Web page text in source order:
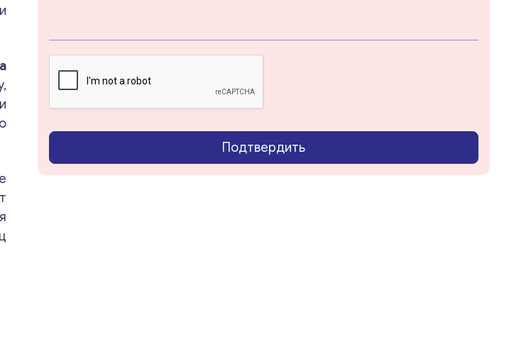
и мы свяжемся с вами в
время.
*
е
Подтвердить